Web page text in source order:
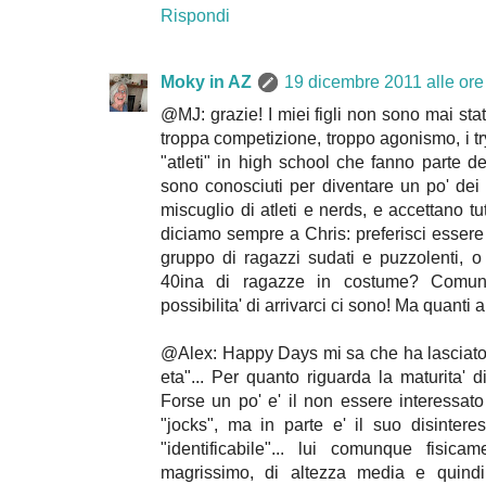
Rispondi
Moky in AZ
19 dicembre 2011 alle
@MJ: grazie! I miei figli non sono mai
troppa competizione, troppo agonismo, i
"atleti" in high school che fanno parte
sono conosciuti per diventare un po'
miscuglio di atleti e nerds, e accettano
diciamo sempre a Chris: preferisci
gruppo di ragazzi sudati e puzzolenti,
40ina di ragazze in costume?
possibilita' di arrivarci ci sono! Ma quanti
@Alex: Happy Days mi sa che ha
eta"... Per quanto riguarda la maturita'
Forse un po' e' il non essere
"jocks", ma in parte e' il suo
"identificabile"... lui comunque
magrissimo, di altezza media e